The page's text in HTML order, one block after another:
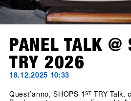
PANEL TALK @
TRY 2026
18.12.2025 10:33
Quest’anno, SHOPS 1ST
TRY Talk,